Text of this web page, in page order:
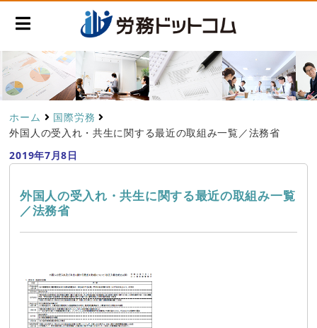
ホーム
国際労務
外国人の受入れ・共生に関する最近の取組み一覧／法務省
2019年7月8日
外国人の受入れ・共生に関する最近の取組み一覧
／法務省